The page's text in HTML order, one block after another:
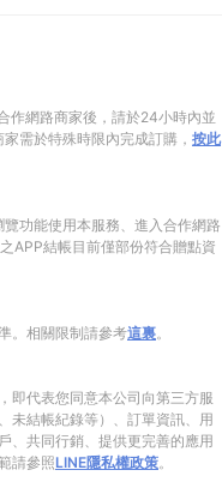
作網路商家後，請於24小時內並
需於特殊時限內完成訂購， 按此
功能使用本服務、進入合作網路
APP結帳目前僅部份符合贈點資
。相關限制請參考這裏。
即代表您同意本公司向第三方服
未結帳紀錄等）、訂單資訊、用
、共同行銷、提供更完善的應用
請參照LINE隱私權政策。